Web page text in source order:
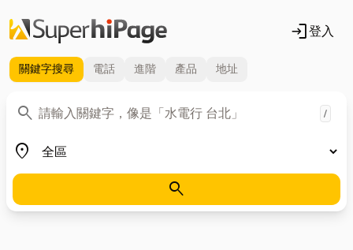
login登入
關鍵字搜尋 電話 進階 產品 地址
search
關鍵字 /
place
地區
search